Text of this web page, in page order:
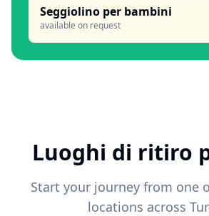
Seggiolino per bambini
available on request
Luoghi di ritiro
Start your journey from one
locations across